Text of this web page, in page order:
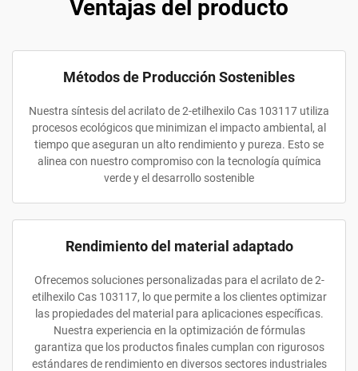
Ventajas del producto
Métodos de Producción Sostenibles
Nuestra síntesis del acrilato de 2-etilhexilo Cas 103117 utiliza
procesos ecológicos que minimizan el impacto ambiental, al
tiempo que aseguran un alto rendimiento y pureza. Esto se
alinea con nuestro compromiso con la tecnología química
verde y el desarrollo sostenible
Rendimiento del material adaptado
Ofrecemos soluciones personalizadas para el acrilato de 2-
etilhexilo Cas 103117, lo que permite a los clientes optimizar
las propiedades del material para aplicaciones específicas.
Nuestra experiencia en la optimización de fórmulas
garantiza que los productos finales cumplan con rigurosos
estándares de rendimiento en diversos sectores industriales